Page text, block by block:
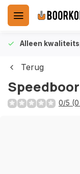
Alleen
Terug
0/5 (0